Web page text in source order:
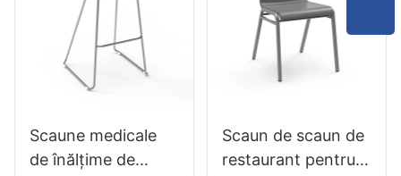
pentru Office &
Utilizarea studioului
Scaune medicale
de înălțime de
Scaun de scaun de
restaurant pentru